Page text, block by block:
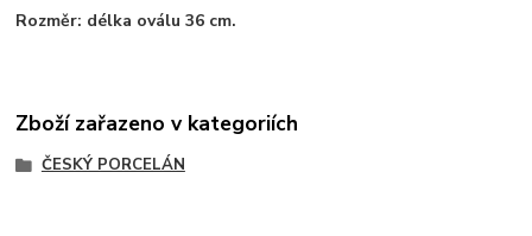
Rozměr: délka oválu 36 cm.
Zboží zařazeno v kategoriích
ČESKÝ PORCELÁN